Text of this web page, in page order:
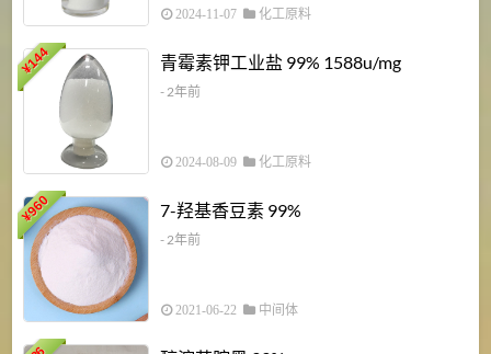
2024-11-07 化工原料
¥
144 青霉素钾工业盐 99% 1588u/mg
- 2年前
2024-08-09 化工原料
¥
960 7-羟基香豆素 99%
- 2年前
2021-06-22 中间体